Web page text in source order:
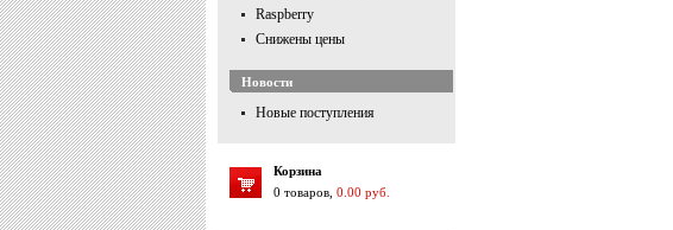
Raspberry
Снижены цены
Новости
Новые поступления
Корзина
0 товаров, 0.00 руб.